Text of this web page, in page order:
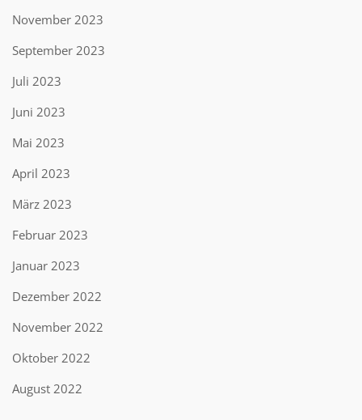
November 2023
September 2023
Juli 2023
Juni 2023
Mai 2023
April 2023
März 2023
Februar 2023
Januar 2023
Dezember 2022
November 2022
Oktober 2022
August 2022